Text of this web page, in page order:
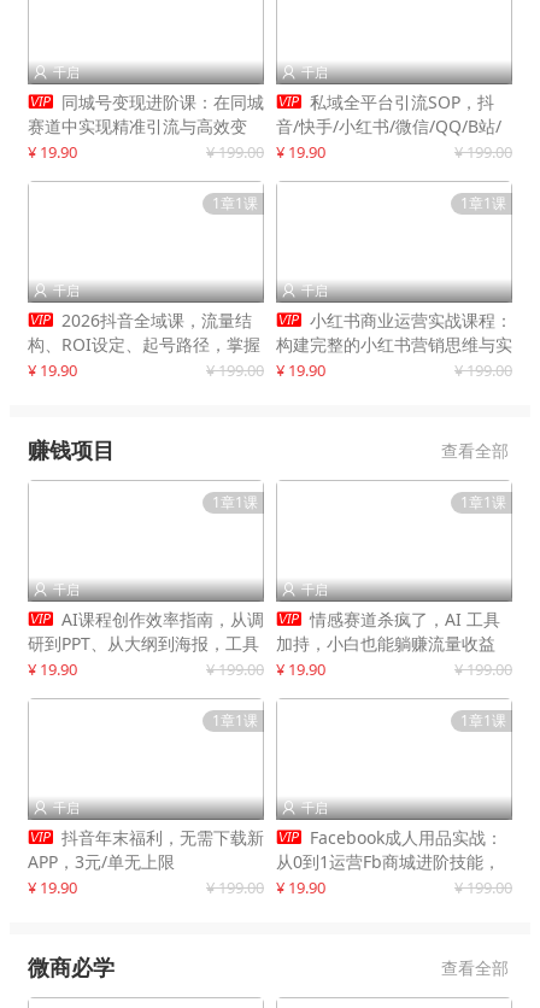
 千启
 同城号变现进阶课：在同城
赛道中实现精准引流与高效变
现，单店月引流成交额提升50%
¥ 19.90 ¥ 199.00
 千启
 私域全平台引流SOP，抖
音/快手/小红书/微信/QQ/B站/
闲鱼等，技术合集，高效转化公
¥ 19.90 ¥ 199.00
1章1课
 千启
 2026抖音全域课，流量结
构、ROI设定、起号路径，掌握
平台新规下利润最大化
¥ 19.90 ¥ 199.00
1章1课
 千启
 小红书商业运营实战课程：
构建完整的小红书营销思维与实
战能力，案例店铺月销破百万！
¥ 19.90 ¥ 199.00
赚钱项目 查看全部
1章1课
 千启
 AI课程创作效率指南，从调
研到PPT、从大纲到海报，工具
赋能，打造可持续变现产品线
¥ 19.90 ¥ 199.00
1章1课
 千启
 情感赛道杀疯了，AI 工具
加持，小白也能躺赚流量收益
¥ 19.90 ¥ 199.00
1章1课
 千启
 抖音年末福利，无需下载新
APP，3元/单无上限
¥ 19.90 ¥ 199.00
1章1课
 千启
 Facebook成人用品实战：
从0到1运营Fb商城进阶技能，
快速提升订单转化与店铺收益
¥ 19.90 ¥ 199.00
微商必学 查看全部